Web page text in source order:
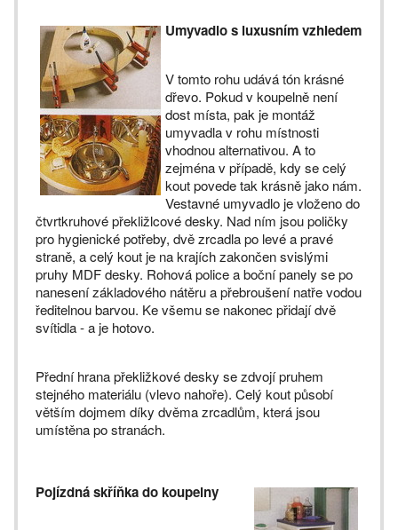
Umyvadlo s luxusním vzhledem
V tomto rohu udává tón krásné
dřevo. Pokud v koupelně není
dost místa, pak je montáž
umyvadla v rohu místnosti
vhodnou alternativou. A to
zejména v případě, kdy se celý
kout povede tak krásně jako nám.
Vestavné umyvadlo je vloženo do
čtvrtkruhové překližlcové desky. Nad ním jsou poličky
pro hygienické potřeby, dvě zrcadla po levé a pravé
straně, a celý kout je na krajích zakončen svislými
pruhy MDF desky. Rohová police a boční panely se po
nanesení základového nátěru a přebroušení natře vodou
ředitelnou barvou. Ke všemu se nakonec přidají dvě
svítidla - a je hotovo.
Přední hrana překližkové desky se zdvojí pruhem
stejného materiálu (vlevo nahoře). Celý kout působí
větším dojmem díky dvěma zrcadlům, která jsou
umístěna po stranách.
Pojízdná skříňka do koupelny